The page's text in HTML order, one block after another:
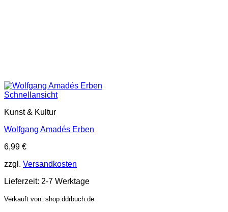
Schnellansicht
Kunst & Kultur
Wolfgang Amadés Erben
6,99 €
zzgl. Versandkosten
Lieferzeit: 2-7 Werktage
Verkauft von: shop.ddrbuch.de